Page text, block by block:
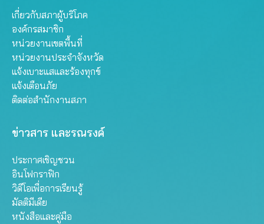
เกี่ยวกับสภาผู้บริโภค
องค์กรสมาชิก
หน่วยงานเขตพื้นที่
หน่วยงานประจำจังหวัด
แจ้งเบาะแสและร้องทุกข์
แจ้งเตือนภัย
ติดต่อสำนักงานสภา
ข่าวสาร และรณรงค์
ประกาศเชิญชวน
อินโฟกราฟิก
วิดีโอเพื่อการเรียนรู้
มัลติมีเดีย
หนังสือและคู่มือ